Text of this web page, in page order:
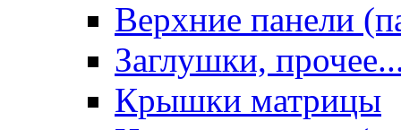
Верхние панели
Заглушки,
Крышки матрицы